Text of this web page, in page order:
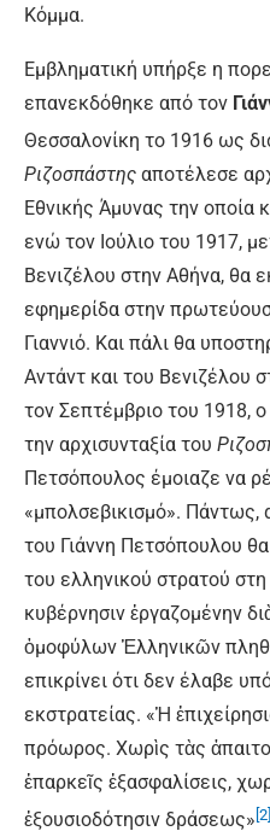
Κόμμα.
Εμβληματική υπήρξε η
επανεκδόθηκε από τον
Θεσσαλονίκη το 1916 ως
Ριζοσπάστης αποτέλεσε
Εθνικής Άμυνας την οποία
ενώ τον Ιούλιο του 1917,
Βενιζέλου στην Αθήνα, θα
εφημερίδα στην
Γιαννιό. Και πάλι θα
Αντάντ και του Βενιζέλου
τον Σεπτέμβριο του 1918, ο
την αρχισυνταξία του
Πετσόπουλος έμοιαζε να
«μπολσεβικισμό». Πάντως,
του Γιάννη Πετσόπουλου
του ελληνικού στρατού
κυβέρνησιν ἐργαζομένην
ὁμοφύλων Ἑλληνικῶν
επικρίνει ότι δεν έλαβε
εκστρατείας. «Ἡ
πρόωρος. Χωρὶς τὰς
ἐπαρκεῖς ἐξασφαλίσεις,
ἐξουσιοδότησιν δράσεως» [2]